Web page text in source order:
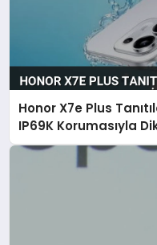
Honor X7e Plus
IP69K Korumasıyla